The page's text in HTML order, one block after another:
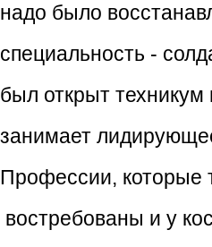
надо было
специальность -
был открыт техникум
занимает
Профессии, которые
востребованы и у